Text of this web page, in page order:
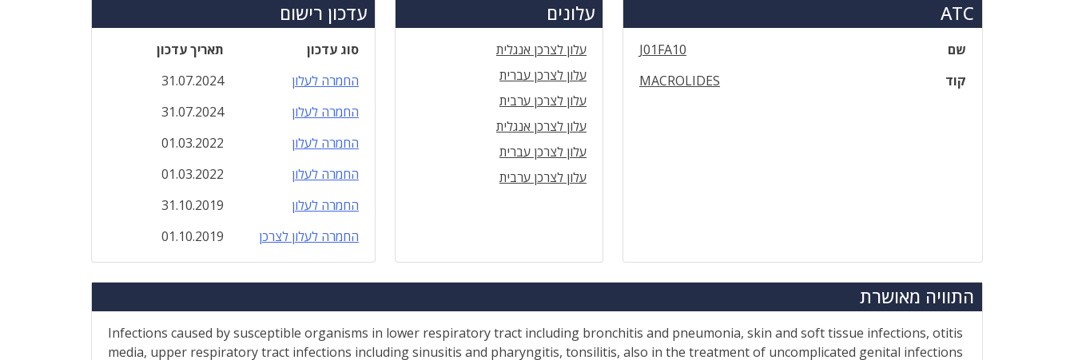
ATC
שם
J01FA10
קוד
MACROLIDES
עלונים
עלון לצרכן אנגלית
עלון לצרכן עברית
עלון לצרכן ערבית
עלון לצרכן אנגלית
עלון לצרכן עברית
עלון לצרכן ערבית
עדכון רישום
סוג עדכון
תאריך עדכון
החמרה לעלון
31.07.2024
החמרה לעלון
31.07.2024
החמרה לעלון
01.03.2022
החמרה לעלון
01.03.2022
החמרה לעלון
31.10.2019
החמרה לעלון לצרכן
01.10.2019
התוויה מאושרת
Infections caused by susceptible organisms in lower respiratory tract including bronchitis and pneumonia, skin and soft tissue infections, otitis
media, upper respiratory tract infections including sinusitis and pharyngitis, tonsilitis, also in the treatment of uncomplicated genital infections